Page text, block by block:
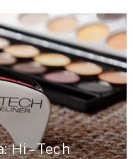
Hi – Tech